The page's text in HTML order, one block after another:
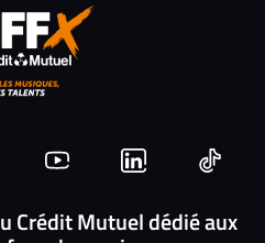
Nous
rejoindre
Nous
rejoindre
Nous
Crédit Mutuel dédié aux